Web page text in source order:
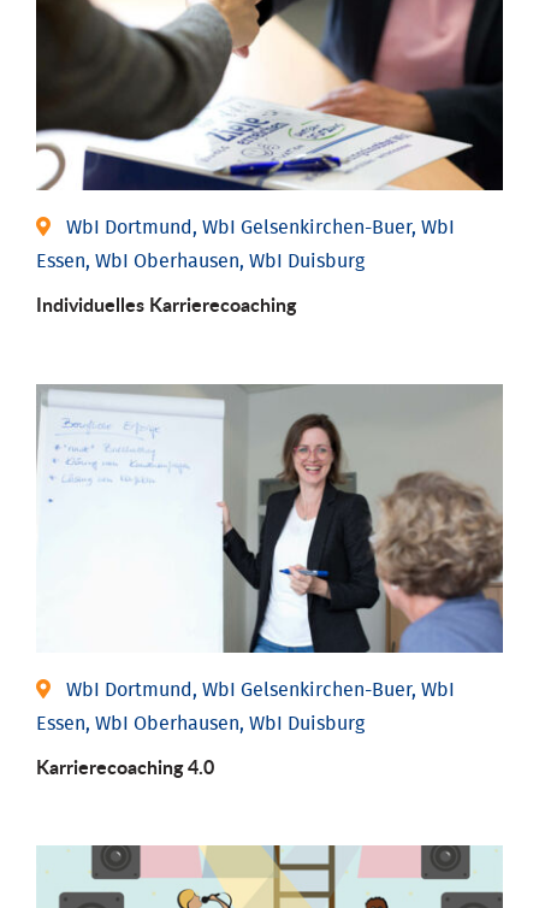
WbI Dortmund, WbI Gelsenkirchen-Buer, WbI
Essen, WbI Oberhausen, WbI Duisburg
Individu­elles Karrierecoaching
WbI Dortmund, WbI Gelsenkirchen-Buer, WbI
Essen, WbI Oberhausen, WbI Duisburg
Karriere­coaching 4.0